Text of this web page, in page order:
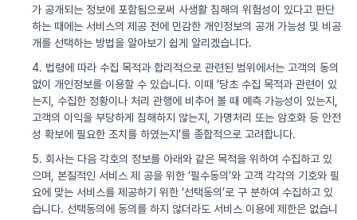
가 공개되는 정보에 포함됨으로써 사생활 침해의 위험성이 있다고 판단
하는 때에는 서비스의 제공 전에 민감한 개인정보의 공개 가능성 및 비공
개를 선택하는 방법을 알아보기 쉽게 알리겠습니다.
4. 법령에 따라 수집 목적과 합리적으로 관련된 범위에서는 고객의 동의
없이 개인정보를 이용할 수 있습니다. 이때 ‘당초 수집 목적과 관련이 있
는지, 수집한 정황이나 처리 관행에 비추어 볼 때 예측 가능성이 있는지,
고객의 이익을 부당하게 침해하지 않는지, 가명처리 또는 암호화 등 안전
성 확보에 필요한 조치를 하였는지’를 종합적으로 고려합니다.
5. 회사는 다음 각호의 정보를 아래와 같은 목적을 위하여 수집하고 있
으며, 본질적인 서비스 제 공을 위한 ‘필수동의’와 고객 각각의 기호와 필
요에 맞는 서비스를 제공하기 위한 ‘선택동의’로 구 분하여 수집하고 있
습니다. 선택동의에 동의를 하지 않더라도 서비스 이용에 제한은 없습니